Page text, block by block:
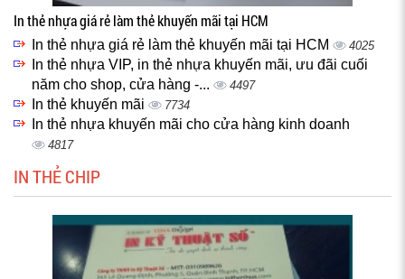
In thẻ nhựa giá rẻ làm thẻ khuyến mãi tại HCM
In thẻ nhựa giá rẻ làm thẻ khuyến mãi tại HCM 4025
In thẻ nhựa VIP, in thẻ nhựa khuyến mãi, ưu đãi cuối
năm cho shop, cửa hàng -...
4497
In thẻ khuyến mãi 7734
In thẻ nhựa khuyến mãi cho cửa hàng kinh doanh
4817
IN THẺ CHIP